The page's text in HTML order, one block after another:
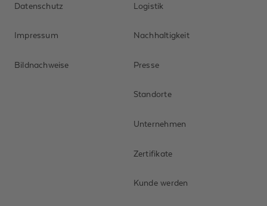
Datenschutz
Impressum
Bildnachweise
Logistik
Nachhaltigkeit
Presse
Standorte
Unternehmen
Zertifikate
Kunde werden